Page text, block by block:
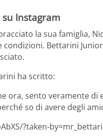
Instagram
la sua famiglia,
condizioni. Bettarini
ha scritto:
ora, sento veramente
so di avere degli
?taken-